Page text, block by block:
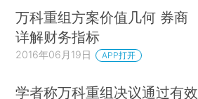
万科重组方案价值几何 券商
详解财务指标
2016年06月19日 APP打开
学者称万科重组决议通过有效